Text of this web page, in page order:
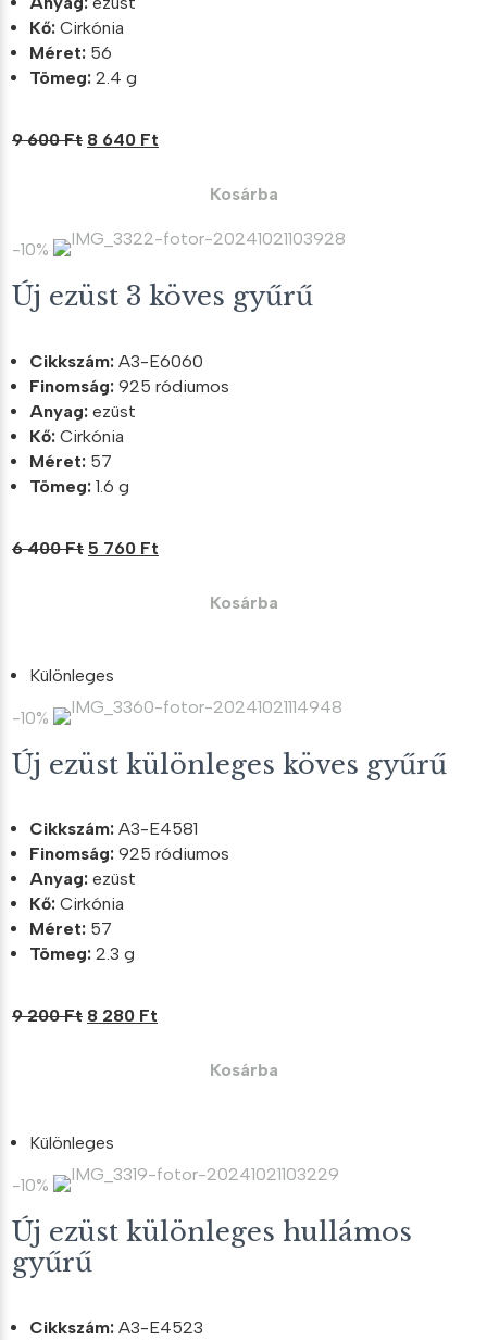
Kő: Cirkónia
Méret: 56
Tömeg: 2.4 g
9 600Ft Original
600 Ft.
8 640 Ft
640 Ft.
Kosárba
-10%
Új ezüst 3 köves gyűrű
Cikkszám: A3-E6060
Finomság: 925 ródiumos
Anyag: ezüst
Kő: Cirkónia
Méret: 57
Tömeg: 1.6 g
6 400Ft Original
5 760 Ft
Kosárba
Különleges
-10%
Új ezüst különleges köves gyűrű
Cikkszám: A3-E4581
Finomság: 925 ródiumos
Anyag: ezüst
Kő: Cirkónia
Méret: 57
Tömeg: 2.3 g
9 200Ft Original
8 280 Ft
Kosárba
Különleges
-10%
Új ezüst különleges hullámos
gyűrű
Cikkszám: A3-E4523